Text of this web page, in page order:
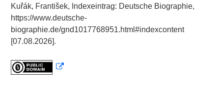
Kuřák, František, Indexeintrag: Deutsche Biographie,
https://www.deutsche-
biographie.de/gnd1017768951.html#indexcontent
[07.08.2026].